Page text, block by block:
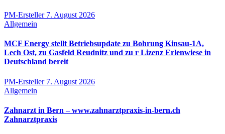
PM-Ersteller 7. August 2026
Allgemein
MCF Energy stellt Betriebsupdate zu Bohrung Kinsau-1A,
Lech Ost, zu Gasfeld Reudnitz und zu r Lizenz Erlenwiese in
Deutschland bereit
PM-Ersteller 7. August 2026
Allgemein
Zahnarzt in Bern – www.zahnarztpraxis-in-bern.ch
Zahnarztpraxis